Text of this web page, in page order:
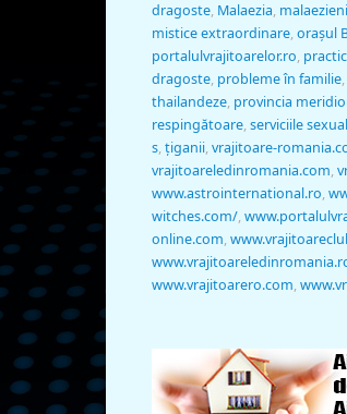
dragoste, Malaezia, malaezieni
mistice extraordinare,oraşul
portalulvrajitoarelor.ro,
dragoste, probleme în familie,
thailandeze, provincia
respingătoare,serviciile
s,ţiganii,vrajitoare-
vrajitoareledinromania.com,
www.astrointernational.ro,
witches.com/,
online.com,
www.vrajitoarero.com,